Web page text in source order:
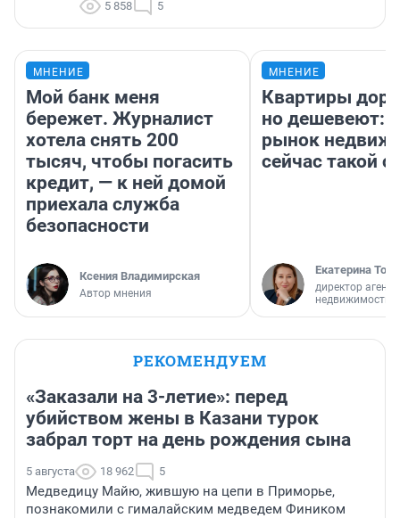
5 858 5
МНЕНИЕ
Мой банк меня
бережет. Журналист
хотела снять 200
тысяч, чтобы погасить
кредит, — к ней домой
приехала служба
безопасности
Ксения Владимирская
Автор мнения
МНЕНИЕ
Квартиры
но дешевеют:
рынок
сейчас такой
Екатерина
директор
недвижимости
РЕКОМЕНДУЕМ
«Заказали на 3-летие»: перед
убийством жены в Казани турок
забрал торт на день рождения сына
5 августа 18 962 5
Медведицу Майю, жившую на цепи в Приморье,
познакомили с гималайским медведем Фиником